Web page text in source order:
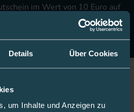
Details Über Cookies
um Inhalte und Anzeigen zu
im Wert von 10 Euro auf
Fan werden!